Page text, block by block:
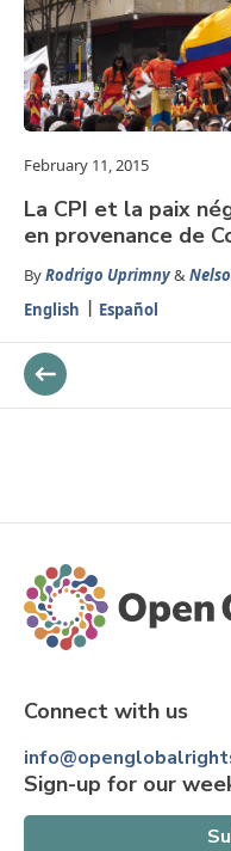
February 11, 2015
La CPI et la paix
en provenance de
ByRodrigo Uprimny&
English
Español
Connect with us
Sign-up for our